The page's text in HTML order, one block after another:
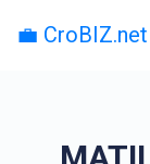
💼 CroBIZ.net